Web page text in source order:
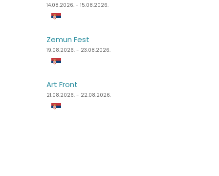
14.08.2026. - 15.08.2026.
Zemun Fest
19.08.2026. - 23.08.2026.
Art Front
21.08.2026. - 22.08.2026.
21.08.2026. - 30.08.2026.
Sea Dance Festival
24.08.2026. - 27.08.2026.
Dimensions Festival
27.08.2026. - 31.08.2026.